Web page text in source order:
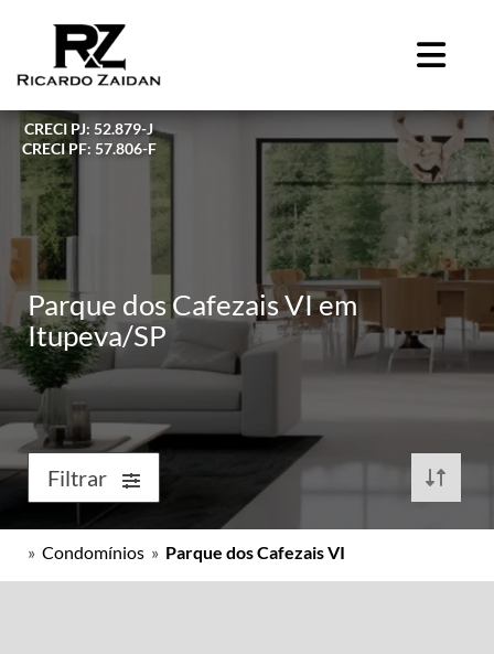
CRECI PJ: 52.879-J
CRECI PF: 57.806-F
Parque dos Cafezais VI em
Itupeva/SP
Filtrar
» Condomínios » Parque dos Cafezais VI